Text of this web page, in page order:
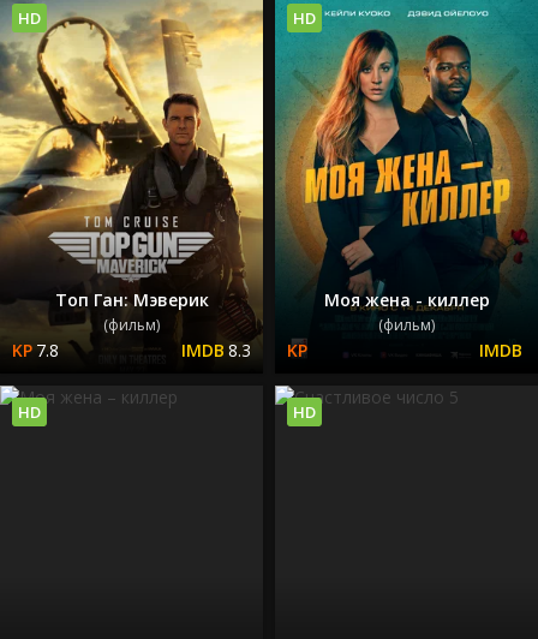
Топ Ган: Мэверик
(фильм)
7.8 8.3
HD
Моя жена - киллер
(фильм)
HD
HD HD